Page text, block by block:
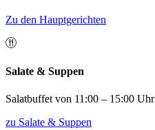
Zu den Hauptgerichten
Salate & Suppen
Salatbuffet von 11:00 – 15:00 Uhr
zu Salate & Suppen